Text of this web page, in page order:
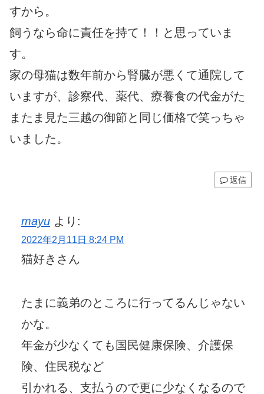
すから。
飼うなら命に責任を持て！！と思っていま
す。
家の母猫は数年前から腎臓が悪くて通院して
いますが、診察代、薬代、療養食の代金がた
またま見た三越の御節と同じ価格で笑っちゃ
いました。
返信
mayu より:
2022年2月11日 8:24 PM
猫好きさん
たまに義弟のところに行ってるんじゃない
かな。
年金が少なくても国民健康保険、介護保
険、住民税など
引かれる、支払うので更に少なくなるので